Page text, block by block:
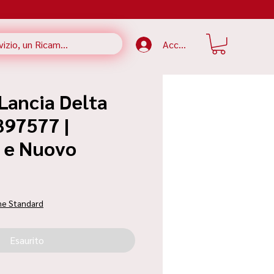
Accedi
Delta
|
Nuovo
Standard
Esaurito